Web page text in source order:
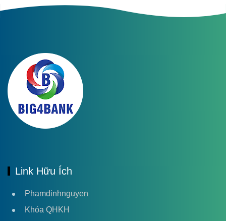
Link Hữu Ích
Phamdinhnguyen
Khóa QHKH